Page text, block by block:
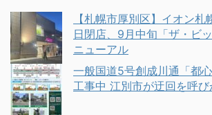
【札幌市厚別区】イオン
日閉店、9月中旬「ザ・ビ
ニューアル
一般国道5号創成川通「都
工事中 江別市が迂回を呼び